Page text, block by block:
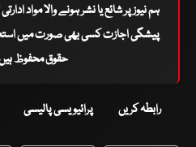
ہم نیوز پر شائع یا نشر ہونے والا مواد
پیشگی اجازت کسی بھی صورت میں
حقوق محفوظ ہیں ©
رابطہ کریں پرائیویسی پالیسی